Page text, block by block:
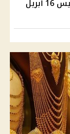
تراجع أسعار الذهب اليوم في مصر الخميس 16 أبريل